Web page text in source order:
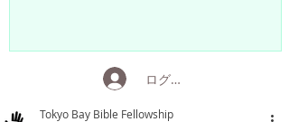
ログイン
Tokyo Bay Bible Fellowship